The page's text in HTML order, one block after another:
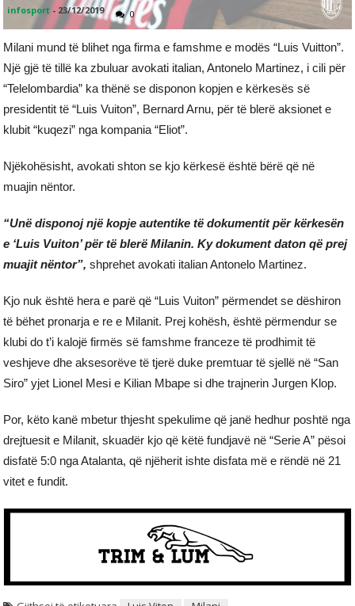
infosport - 23/12/2019 0
Milani mund të blihet nga firma e famshme e modës “Luis Vuitton”.
Një gjë të tillë ka zbuluar avokati italian, Antonelo Martinez, i cili për
“Telelombardia” ka thënë se disponon kopjen e kërkesës së
presidentit të “Luis Vuiton”, Bernard Arnu, për të blerë aksionet e
klubit “kuqezi” nga kompania “Eliot”.
Njëkohësisht, avokati shton se kjo kërkesë është bërë që në
muajin nëntor.
“Unë disponoj një kopje autentike të dokumentit për kërkesën
e ‘Luis Vuiton’ për të blerë Milanin. Ky dokument daton që prej
muajit nëntor”, shprehet avokati italian Antonelo Martinez.
Kjo nuk është hera e parë që “Luis Vuiton” përmendet se dëshiron
të bëhet pronarja e re e Milanit. Prej kohësh, është përmendur se
klubi do t’i kalojë firmës së famshme franceze të prodhimit të
veshjeve dhe aksesorëve të tjerë duke premtuar të sjellë në “San
Siro” yjet Lionel Mesi e Kilian Mbape si dhe trajnerin Jurgen Klop.
Por, këto kanë mbetur thjesht spekulime që janë hedhur poshtë nga
drejtuesit e Milanit, skuadër kjo që këtë fundjavë në “Serie A” pësoi
disfatë 5:0 nga Atalanta, që njëherit ishte disfata më e rëndë në 21
vitet e fundit.